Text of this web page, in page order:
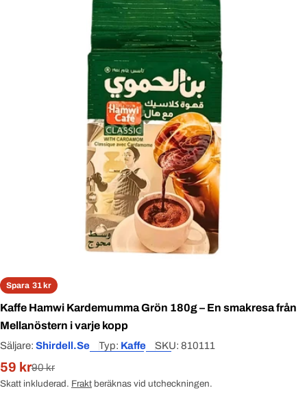
media 0 in modal
Spara 31 kr
Kaffe Hamwi Kardemumma Grön 180g – En smakresa från
Mellanöstern i varje kopp
Säljare: Shirdell.se Typ: Kaffe SKU: 810111
Rabatterat
pris
59 kr
Normal
pris
90 kr
Skatt inkluderad. Frakt beräknas vid utcheckningen.